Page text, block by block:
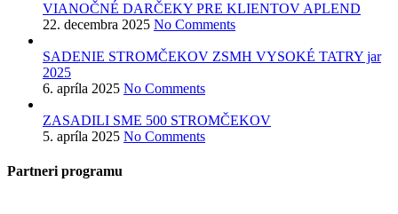
VIANOČNÉ DARČEKY PRE KLIENTOV APLEND
22. decembra 2025 No Comments
SADENIE STROMČEKOV ZSMH VYSOKÉ TATRY jar
2025
6. apríla 2025 No Comments
ZASADILI SME 500 STROMČEKOV
5. apríla 2025 No Comments
Partneri programu